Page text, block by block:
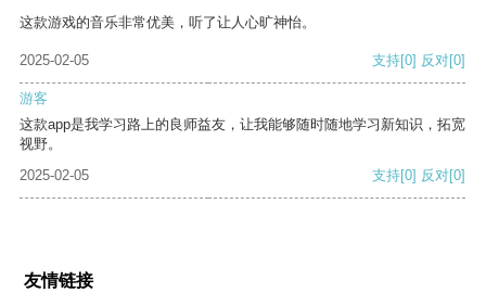
这款游戏的音乐非常优美，听了让人心旷神怡。
2025-02-05 支持[0] 反对[0]
游客
这款app是我学习路上的良师益友，让我能够随时随地学习新知识，拓宽
视野。
2025-02-05
支持[0] 反对[0]
友情链接